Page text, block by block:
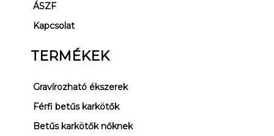
ÁSZF
Kapcsolat
TERMÉKEK
Gravírozható ékszerek
Férfi betűs karkötők
Betűs karkötők nőknek